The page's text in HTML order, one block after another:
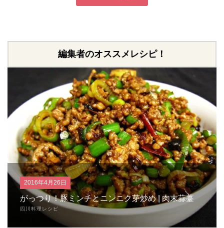
編集者のオススメレシピ！
2016年4月26日
がっつり！豚ミンチとニンニク芽炒め | 肉末蒜薹
四川料理レシピ